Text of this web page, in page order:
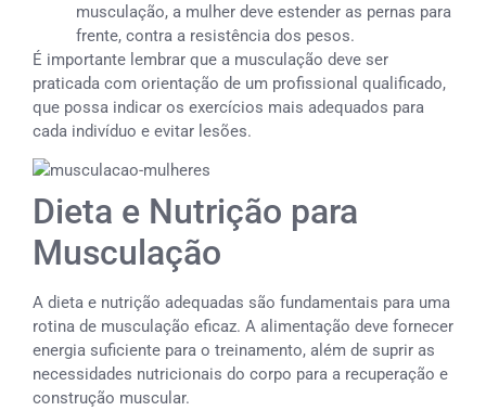
musculação, a mulher deve estender as pernas para
frente, contra a resistência dos pesos.
É importante lembrar que a musculação deve ser
praticada com orientação de um profissional qualificado,
que possa indicar os exercícios mais adequados para
cada indivíduo e evitar lesões.
Dieta e Nutrição para
Musculação
A dieta e nutrição adequadas são fundamentais para uma
rotina de musculação eficaz. A alimentação deve fornecer
energia suficiente para o treinamento, além de suprir as
necessidades nutricionais do corpo para a recuperação e
construção muscular.